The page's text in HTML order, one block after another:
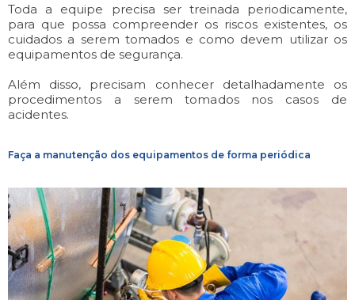
Toda a equipe precisa ser treinada periodicamente,
para que possa compreender os riscos existentes, os
cuidados a serem tomados e como devem utilizar os
equipamentos de segurança.
Além disso, precisam conhecer detalhadamente os
procedimentos a serem tomados nos casos de
acidentes.
Faça a manutenção dos equipamentos de forma periódica